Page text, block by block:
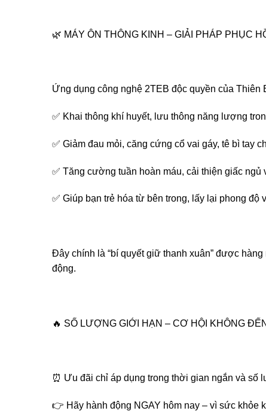
🌿 MÁY ÔN THÔNG KINH – GIẢI PHÁP PHỤC
Ứng dụng công nghệ 2TEB độc quyền của Thiên
✅ Khai thông khí huyết, lưu thông năng lượng
✅ Giảm đau mỏi, căng cứng cổ vai gáy, tê bì tay
✅ Tăng cường tuần hoàn máu, cải thiện giấc ngủ
✅ Giúp bạn trẻ hóa từ bên trong, lấy lại phong độ
Đây chính là “bí quyết giữ thanh xuân” được
động.
🔥 SỐ LƯỢNG GIỚI HẠN – CƠ HỘI KHÔNG
⏰ Ưu đãi chỉ áp dụng trong thời gian ngắn và số
👉 Hãy hành động NGAY hôm nay – vì sức khỏe